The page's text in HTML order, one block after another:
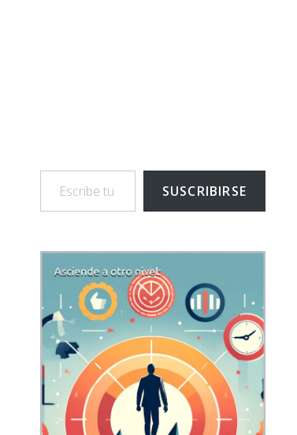
Escribe tu correo electrónico…
SUSCRIBIRSE